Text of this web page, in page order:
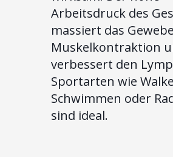
Arbeitsdruck des
massiert das
Muskelkontraktion
verbessert den
Sportarten wie
Schwimmen oder
sind ideal.